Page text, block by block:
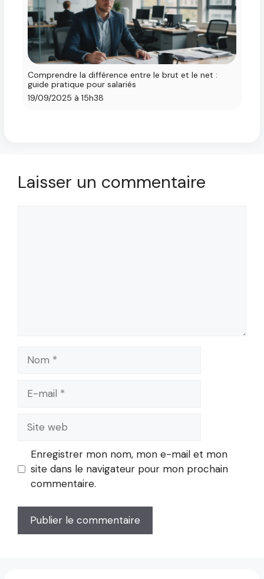
Comprendre la différence entre le brut et le net :
guide pratique pour salariés
19/09/2025 à 15h38
Laisser un commentaire
Nom
E-
mail
Site
web
Enregistrer mon nom, mon e-mail et mon
site dans le navigateur pour mon prochain
commentaire.